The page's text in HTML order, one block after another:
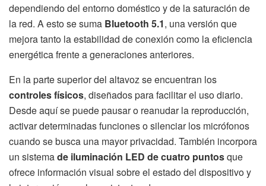
dependiendo del entorno doméstico y de la saturación de
la red. A esto se suma Bluetooth 5.1, una versión que
mejora tanto la estabilidad de conexión como la eficiencia
energética frente a generaciones anteriores.
En la parte superior del altavoz se encuentran los
controles físicos, diseñados para facilitar el uso diario.
Desde aquí se puede pausar o reanudar la reproducción,
activar determinadas funciones o silenciar los micrófonos
cuando se busca una mayor privacidad. También incorpora
un sistemade iluminación LED de cuatro puntosque
ofrece información visual sobre el estado del dispositivo y